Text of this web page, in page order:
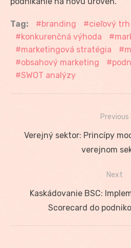
Tag: branding cieľový trh
konkurenčná výhoda
marketingová stratégia
obsahový marketing
SWOT analýzy
Navigácia
Previous
Previous
Verejný sektor: Princípy
verejnom
Next
NextKaskádovanie BSC:
Scorecard do